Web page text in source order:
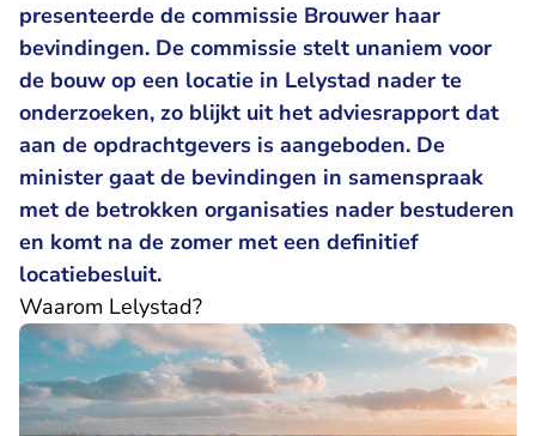
presenteerde de commissie Brouwer haar
bevindingen. De commissie stelt unaniem voor
de bouw op een locatie in Lelystad nader te
onderzoeken, zo blijkt uit het adviesrapport dat
aan de opdrachtgevers is aangeboden. De
minister gaat de bevindingen in samenspraak
met de betrokken organisaties nader bestuderen
en komt na de zomer met een definitief
locatiebesluit.
Waarom Lelystad?